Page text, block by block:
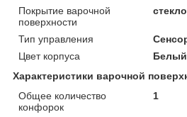
Покрытие варочной
поверхности
Тип управления
Цвет корпуса
Белый
Характеристики варочной
Общее количество
конфорок
1